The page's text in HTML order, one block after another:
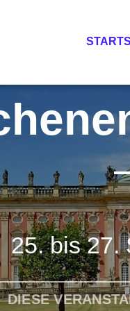
25. bis 27.
DIESE